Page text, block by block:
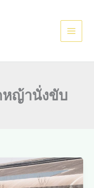
หญ้านั่งขับ